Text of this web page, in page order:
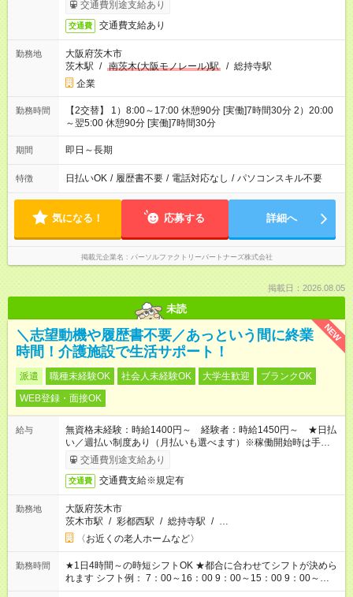
交通費別途支給あり
交通費 交通費支給あり
勤務地
大阪府茨木市
茨木駅 / 南茨木(大阪モノレール)駅 / 総持寺駅
企業
勤務時間
【2交替】 1）8:00～17:00 休憩90分 [実働]7時間30分 2）20:00
～翌5:00 休憩90分 [実働]7時間30分
期間 即日～長期
特徴 日払いOK / 履歴書不要 / 電話対応なし / パソコンスキル不要
気になる！ 応募する 詳細へ
掲載元企業名 パーソルファクトリーパートナーズ株式会社
掲載日：2026.08.05
未読
NEW
＼志望動機や履歴書不要／あっという間に終業
時間！介護施設で生活サポート！
派遣 職種未経験OK 社会人未経験OK 大学生歓迎
ブランクOK
WEB登録・面接OK
給与
無資格未経験：時給1400円～ 経験者：時給1450円～ ★日払
い／週払い制度あり（月払いも選べます）※稼働開始時は手続き
完了次第のお支払いとなります。
交通費別途支給あり
交通費 交通費支給※規定有
勤務地
大阪府茨木市
茨木市駅 / 彩都西駅 / 総持寺駅 / …
〈お近くの老人ホームなど〉
勤務時間
★1日4時間～の時短シフトOK ★都合に合わせてシフトが決めら
れます シフト例： 7：00～16：00 9：00～15：00 9：00～
18：00 11：00～20：00 など ※Wワークの場合、他のお仕事と